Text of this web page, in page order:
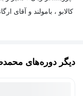
کالابو ، بامولند و آقای
دیگر دوره‌های